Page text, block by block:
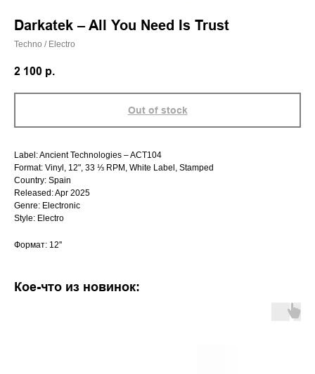
Darkatek – All You Need Is Trust
Techno / Electro
2 100 р.
Out of stock
Label: Ancient Technologies – ACT104
Format: Vinyl, 12", 33 ⅓ RPM, White Label, Stamped
Country: Spain
Released: Apr 2025
Genre: Electronic
Style: Electro
Формат: 12''
Кое-что из новинок: